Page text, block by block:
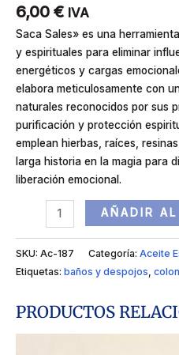
6,00 € IVA
Saca Sales» es una
y espirituales para eliminar
energéticos y cargas
elabora meticulosamente con
naturales reconocidos por sus
purificación y protección
emplean hierbas, raíces,
larga historia en la magia para
liberación emocional.
AÑADIR
SKU: Ac-187 Categoría: Aceite
Etiquetas: baños y despojos
PRODUCTOS